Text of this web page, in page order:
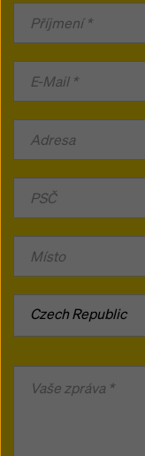
Czech Republic